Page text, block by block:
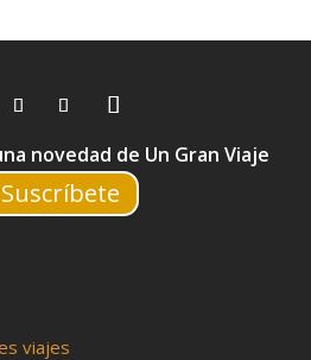
novedad de Un Gran Viaje
Suscríbete
viajes